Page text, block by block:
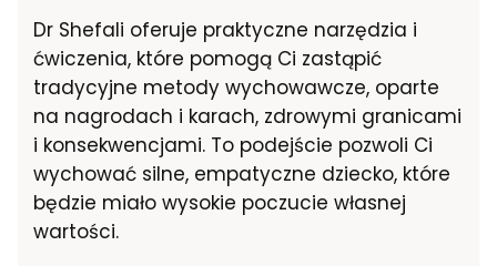
Dr Shefali oferuje praktyczne narzędzia i
ćwiczenia, które pomogą Ci zastąpić
tradycyjne metody wychowawcze, oparte
na nagrodach i karach, zdrowymi granicami
i konsekwencjami. To podejście pozwoli Ci
wychować silne, empatyczne dziecko, które
będzie miało wysokie poczucie własnej
wartości.